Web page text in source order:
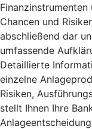
Chancen und
abschließend dar
umfassende
Detaillierte
einzelne
Risiken,
stellt Ihnen Ihre